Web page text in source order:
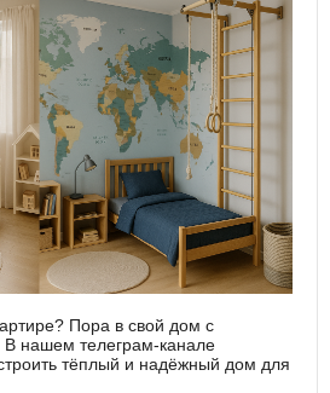
Пора в свой дом с
нашем телеграм-канале
тёплый и надёжный дом для